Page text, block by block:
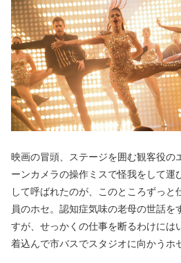
映画の冒頭、ステージを囲む観客役の
ーンカメラの操作ミスで怪我をして運
して呼ばれたのが、このところずっと
員のホセ。認知症気味の老母の世話を
すが、せっかくの仕事を断るわけには
着込んで市バスでスタジオに向かうホ